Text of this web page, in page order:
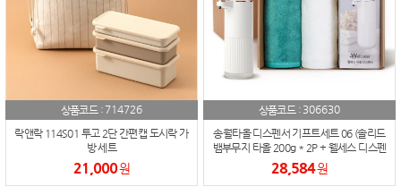
상품코드 : 714726
락앤락 114S01 투고 2단 간편캡 도시락 가
방 세트
21,000원
상품코드 : 306630
송월타올 디스펜서 기프트세트 06 (솔리드
뱀부무지 타올 200g * 2P + 웰세스 디스펜
서 360ml 1P)
28,584원